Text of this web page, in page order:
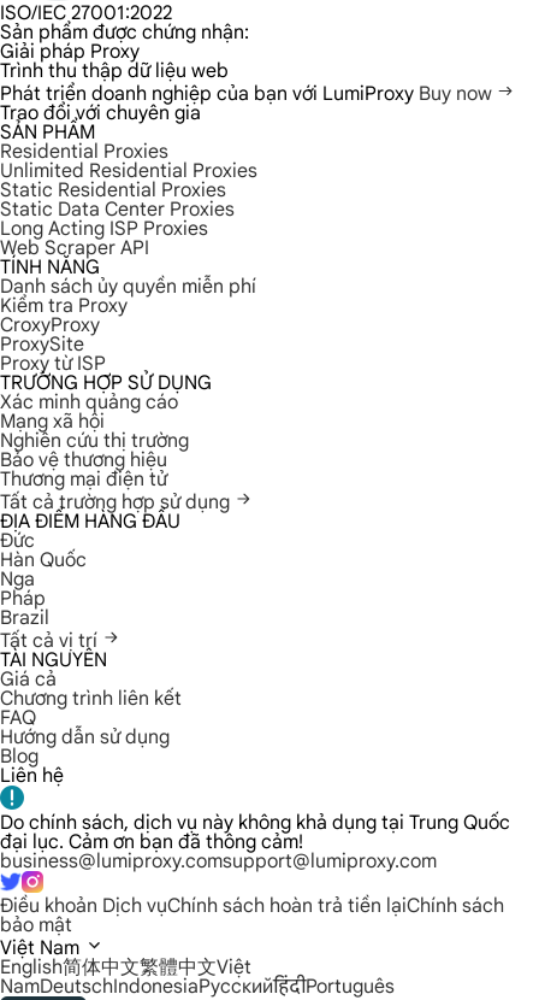
ISO/IEC 27001:2022
Sản phẩm được chứng nhận:
Giải pháp Proxy
Trình thu thập dữ liệu web
Phát triển doanh nghiệp của bạn với LumiProxy Buy now
Trao đổi với chuyên gia
SẢN PHẨM
Residential Proxies
Unlimited Residential Proxies
Static Residential Proxies
Static Data Center Proxies
Long Acting ISP Proxies
Web Scraper API
TÍNH NĂNG
Danh sách ủy quyền miễn phí
Kiểm tra Proxy
CroxyProxy
ProxySite
Proxy từ ISP
TRƯỜNG HỢP SỬ DỤNG
Xác minh quảng cáo
Mạng xã hội
Nghiên cứu thị trường
Bảo vệ thương hiệu
Thương mại điện tử
Tất cả trường hợp sử dụng
ĐỊA ĐIỂM HÀNG ĐẦU
Đức
Hàn Quốc
Nga
Pháp
Brazil
Tất cả vị trí
TÀI NGUYÊN
Giá cả
Chương trình liên kết
FAQ
Hướng dẫn sử dụng
Blog
Liên hệ
Do chính sách, dịch vụ này không khả dụng tại Trung Quốc
đại lục. Cảm ơn bạn đã thông cảm!
business@lumiproxy.comsupport@lumiproxy.com
Điều khoản Dịch vụChính sách hoàn trả tiền lạiChính sách
bảo mật
Việt Nam
English简体中文繁體中文Việt
NamDeutschIndonesiaРусскийहिंदीPortuguês